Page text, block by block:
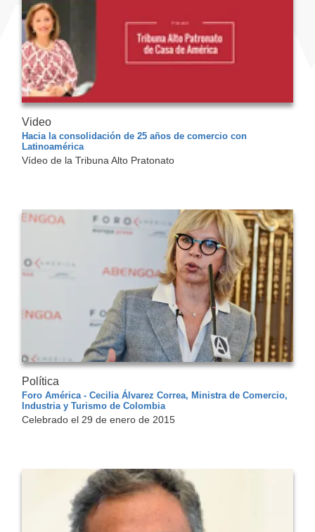
Video
Hacia la consolidación de 25 años de comercio con
Latinoamérica
Vídeo de la Tribuna Alto Pratonato
Política
Foro América - Cecilia Álvarez Correa, Ministra de Comercio,
Industria y Turismo de Colombia
Celebrado el 29 de enero de 2015